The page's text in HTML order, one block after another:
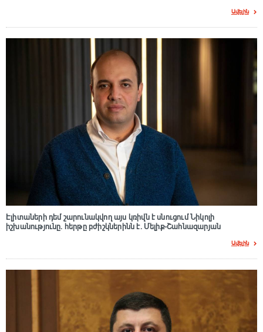
Ավելին
Էլիտաների դեմ շարունակվող այս կռիվն է սնուցում Նիկոլի
իշխանությունը. հերթը բժիշկներինն է. Մելիք-Շահնազարյան
Ավելին